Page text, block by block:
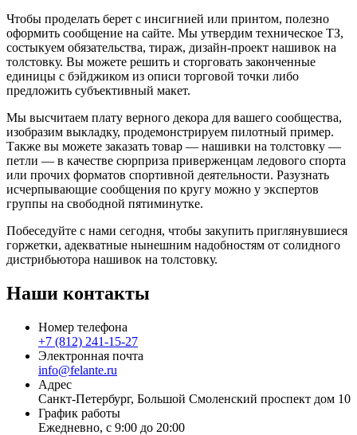
Чтобы проделать берет с инсигнией или принтом, полезно
оформить сообщение на сайте. Мы утвердим техническое ТЗ,
состыкуем обязательства, тираж, дизайн-проект нашивок на
толстовку. Вы можете решить и сторговать законченные
единицы с бэйджиком из описи торговой точки либо
предложить субъективный макет.
Мы высчитаем плату верного декора для вашего сообщества,
изобразим выкладку, продемонстрируем пилотный пример.
Также вы можете заказать товар — нашивки на толстовку —
петли — в качестве сюрприза приверженцам ледового спорта
или прочих форматов спортивной деятельности. Разузнать
исчерпывающие сообщения по кругу можно у экспертов
группы на свободной пятиминутке.
Побеседуйте с нами сегодня, чтобы закупить приглянувшиеся
горжетки, адекватные нынешним надобностям от солидного
дистрибьютора нашивок на толстовку.
Наши контакты
Номер телефона
+7 (812) 241-15-27
Электронная почта
info@felante.ru
Адрес
Санкт-Петербург, Большой Смоленский проспект дом 10
График работы
Ежедневно, с 9:00 до 20:00